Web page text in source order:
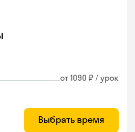
от 1090 ₽ / урок
Выбрать время